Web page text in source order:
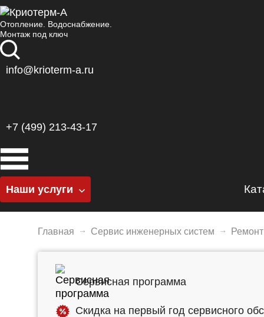
Отопление. Водоснабжение.
Монтаж под ключ
info@krioterm-a.ru
+7 (499) 213-43-17
Наши услуги
Котельные
Отопление
Водоснабжение
Канализация
Все включено
Главная Сервис инженерных систем
Сервисная программа
Скидка на первый год сервисного